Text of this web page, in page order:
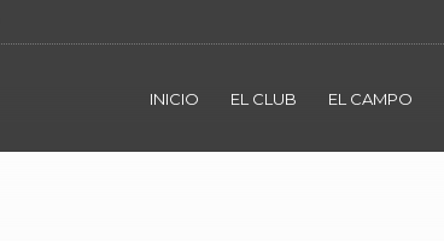
INICIO EL CLUB EL CAMPO